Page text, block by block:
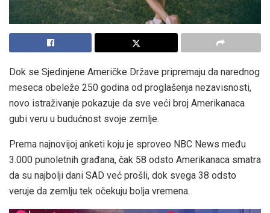
Dok se Sjedinjene Američke Države pripremaju da narednog
meseca obeleže 250 godina od proglašenja nezavisnosti,
novo istraživanje pokazuje da sve veći broj Amerikanaca
gubi veru u budućnost svoje zemlje.
Prema najnovijoj anketi koju je sproveo NBC News među
3.000 punoletnih građana, čak 58 odsto Amerikanaca smatra
da su najbolji dani SAD već prošli, dok svega 38 odsto
veruje da zemlju tek očekuju bolja vremena.